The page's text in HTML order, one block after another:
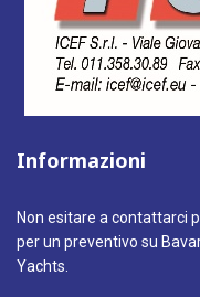
Informazioni
Non esitare a contattarci
per un preventivo su
Yachts.